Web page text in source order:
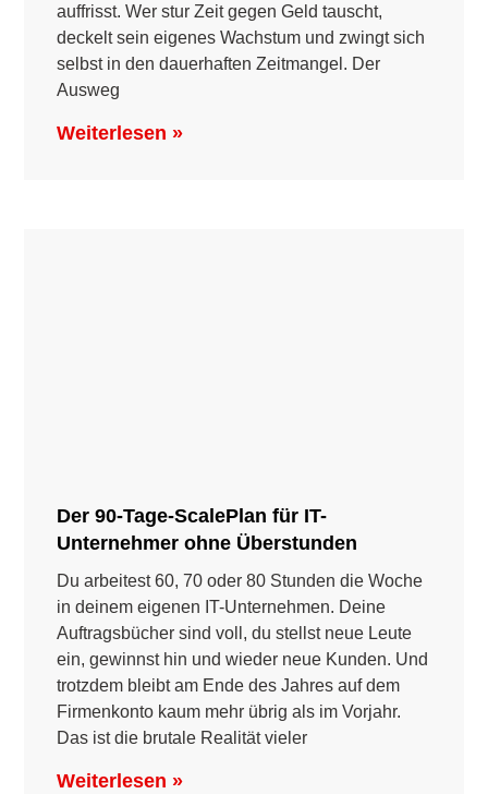
auffrisst. Wer stur Zeit gegen Geld tauscht,
deckelt sein eigenes Wachstum und zwingt sich
selbst in den dauerhaften Zeitmangel. Der
Ausweg
Weiterlesen »
Der 90-Tage-ScalePlan für IT-
Unternehmer ohne Überstunden
Du arbeitest 60, 70 oder 80 Stunden die Woche
in deinem eigenen IT-Unternehmen. Deine
Auftragsbücher sind voll, du stellst neue Leute
ein, gewinnst hin und wieder neue Kunden. Und
trotzdem bleibt am Ende des Jahres auf dem
Firmenkonto kaum mehr übrig als im Vorjahr.
Das ist die brutale Realität vieler
Weiterlesen »